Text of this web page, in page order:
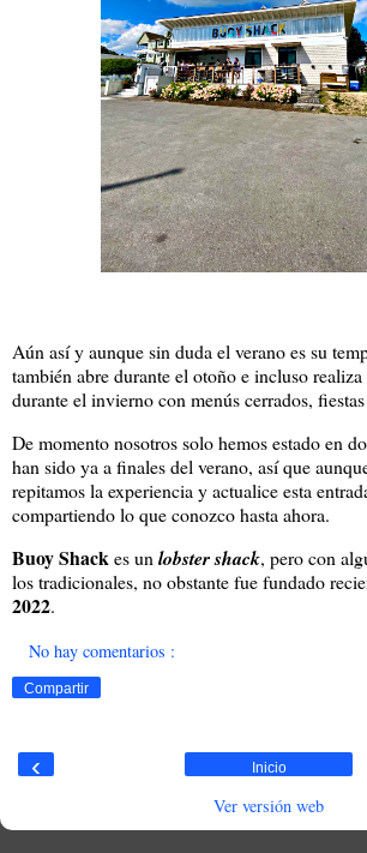
Aún así y aunque sin duda el verano es su
también abre durante el otoño e incluso
durante el invierno con menús cerrados,
De momento nosotros solo hemos estado en
han sido ya a finales del verano, así que
repitamos la experiencia y actualice esta
compartiendo lo que conozco hasta ahora.
Buoy Shackes un lobster shack, pero con
los tradicionales, no obstante fue fundado
2022.
No hay comentarios :
Compartir
‹ Inicio
Ver versión web